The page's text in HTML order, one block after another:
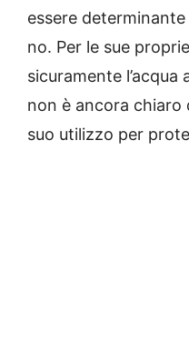
essere
no. Per le sue
sicuramente l’acqua
non è ancora chiaro
suo utilizzo per